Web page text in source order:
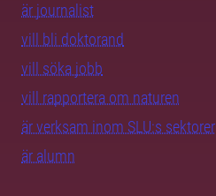
är journalist
vill bli doktorand
vill söka jobb
vill rapportera om naturen
är verksam inom SLU:s sektorer
är alumn